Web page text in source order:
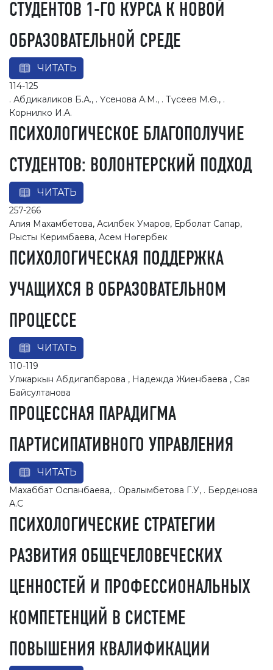
СТУДЕНТОВ 1-ГО КУРСА К НОВОЙ
ОБРАЗОВАТЕЛЬНОЙ СРЕДЕ
ЧИТАТЬ
114-125
. Абдикаликов Б.А., . Үсенова А.М., . Түсеев М.Ө., .
Корнилко И.А.
ПСИХОЛОГИЧЕСКОЕ БЛАГОПОЛУЧИЕ
СТУДЕНТОВ: ВОЛОНТЕРСКИЙ ПОДХОД
ЧИТАТЬ
257-266
Алия Махамбетова, Асилбек Умаров, Ерболат Сапар,
Рысты Керимбаева, Асем Нөгербек
ПСИХОЛОГИЧЕСКАЯ ПОДДЕРЖКА
УЧАЩИХСЯ В ОБРАЗОВАТЕЛЬНОМ
ПРОЦЕССЕ
ЧИТАТЬ
110-119
Улжаркын Абдигапбарова , Надежда Жиенбаева , Сая
Байсултанова
ПРОЦЕССНАЯ ПАРАДИГМА
ПАРТИСИПАТИВНОГО УПРАВЛЕНИЯ
ЧИТАТЬ
Махаббат Оспанбаева, . Оралымбетова Г.У, . Берденова
А.С
ПСИХОЛОГИЧЕСКИЕ СТРАТЕГИИ
РАЗВИТИЯ ОБЩЕЧЕЛОВЕЧЕСКИХ
ЦЕННОСТЕЙ И ПРОФЕССИОНАЛЬНЫХ
КОМПЕТЕНЦИЙ В СИСТЕМЕ
ПОВЫШЕНИЯ КВАЛИФИКАЦИИ